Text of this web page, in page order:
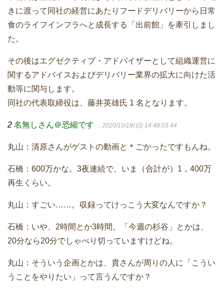
きに渡って同社の経営にあたりフードデリバリーから日常
食のライフインフラへと成長する「出前館」を牽引しまし
た。
その後はエグゼクティブ・アドバイザーとして組織運営に
関するアドバイスおよびデリバリー業界の拡大に向けた活
動等に関与します。
同社の代表取締役は、藤井英雄氏 1 名となります。
2 名無しさん＠恐縮です ：2020/10/18(日) 14:48:03.44
丸山：清原さんがゲストの動画と＊ごかったですもんね。
石橋：600万かな。3夜連続で、いま（合計が）1，400万
再生くらい。
丸山：すごい……。収録ってけっこう大変なんですか？
石橋：いや、2時間とか3時間。「今週の杉谷」とかは、
20分なら20分でしゃべり切っていますけどね。
丸山：そういう企画とかは、貴さんが周りの人に「こうい
うことをやりたい」って言うんですか？